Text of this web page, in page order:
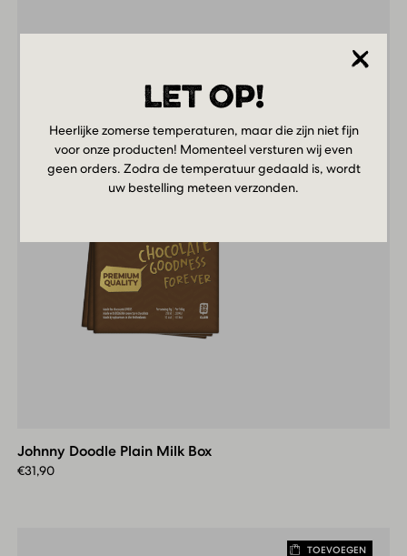
LET OP!
Heerlijke zomerse temperaturen, maar die zijn niet fijn
voor onze producten! Momenteel versturen wij even
geen orders. Zodra de temperatuur gedaald is, wordt
uw bestelling meteen verzonden.
Milk
Box
Johnny Doodle Plain Milk Box
€31,90
TOEVOEGEN